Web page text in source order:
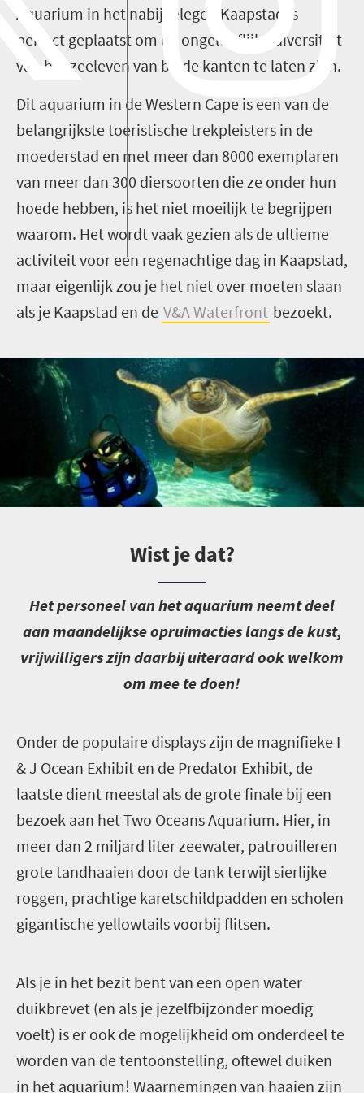
Aquarium in het nabijgelegen Kaapstad is
perfect geplaatst om de ongelooflijke diversiteit
van het zeeleven van beide kanten te laten zien.
Dit aquarium in de Western Cape is een van de
belangrijkste toeristische trekpleisters in de
moederstad en met meer dan 8000 exemplaren
van meer dan 300 diersoorten die ze onder hun
hoede hebben, is het niet moeilijk te begrijpen
waarom. Het wordt vaak gezien als de ultieme
activiteit voor een regenachtige dag in Kaapstad,
maar eigenlijk zou je het niet over moeten slaan
als je Kaapstad en de V&A Waterfront bezoekt.
Wist je dat?
Het personeel van het aquarium neemt deel
aan maandelijkse opruimacties langs de kust,
vrijwilligers zijn daarbij uiteraard ook welkom
om mee te doen!
Onder de populaire displays zijn de magnifieke I
& J Ocean Exhibit en de Predator Exhibit, de
laatste dient meestal als de grote finale bij een
bezoek aan het Two Oceans Aquarium. Hier, in
meer dan 2 miljard liter zeewater, patrouilleren
grote tandhaaien door de tank terwijl sierlijke
roggen, prachtige karetschildpadden en scholen
gigantische yellowtails voorbij flitsen.
Als je in het bezit bent van een open water
duikbrevet (en als je jezelfbijzonder moedig
voelt) is er ook de mogelijkheid om onderdeel te
worden van de tentoonstelling, oftewel duiken
in het aquarium! Waarnemingen van haaien zijn